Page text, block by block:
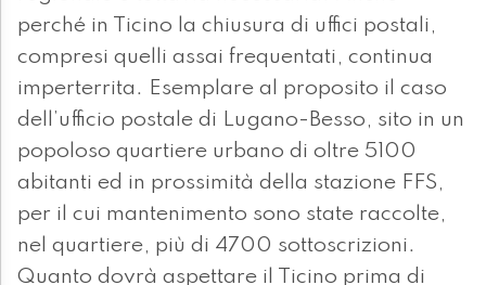
perché in Ticino la chiusura di uffici postali,
compresi quelli assai frequentati, continua
imperterrita. Esemplare al proposito il caso
dell’ufficio postale di Lugano-Besso, sito in un
popoloso quartiere urbano di oltre 5100
abitanti ed in prossimità della stazione FFS,
per il cui mantenimento sono state raccolte,
nel quartiere, più di 4700 sottoscrizioni.
Quanto dovrà aspettare il Ticino prima di